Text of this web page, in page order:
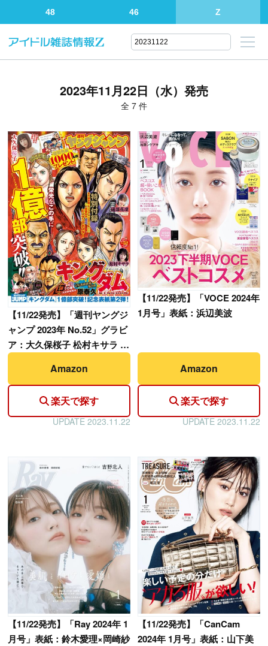
48 46 Z
2023年11月22日（水）発売
全 7 件
【11/22発売】「週刊ヤングジ
ャンプ 2023年 No.52」グラビ
ア：大久保桜子 松村キサラ 礒
部花凜
Amazon
楽天で探す
UPDATE 2023.11.22
【11/22発売】「VOCE 2024年
1月号」表紙：浜辺美波
Amazon
楽天で探す
UPDATE 2023.11.22
【11/22発売】「Ray 2024年 1
月号」表紙：鈴木愛理×岡崎紗
【11/22発売】「CanCam
2024年 1月号」表紙：山下美